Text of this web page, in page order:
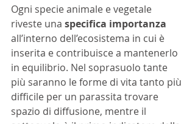
Ogni specie animale e vegetale
riveste una specifica importanza
all’interno dell’ecosistema in cui è
inserita e contribuisce a mantenerlo
in equilibrio. Nel soprasuolo tante
più saranno le forme di vita tanto più
difficile per un parassita trovare
spazio di diffusione, mentre il